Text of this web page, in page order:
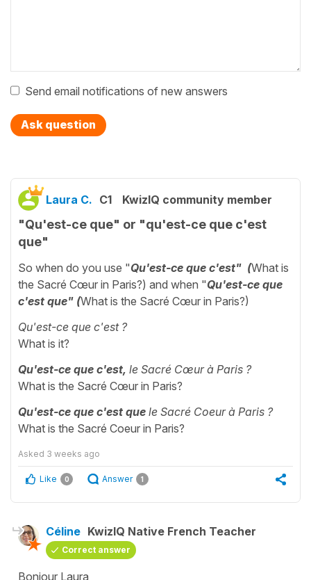
Send email notifications of new answers
Ask question
Laura C. C1 KwizIQ community member
"Qu'est-ce que" or "qu'est-ce que c'est
que"
So when do you use "Qu'est-ce que c'est" (What is
the Sacré Cœur in Paris?) and when "Qu'est-ce que
c'est que" (What is the Sacré Cœur in Paris?)
Qu'est-ce que c'est ?
What is it?
Qu'est-ce que c'est, le Sacré Cœur à Paris ?
What is the Sacré Cœur in Paris?
Qu'est-ce que c'est que le Sacré Coeur à Paris ?
What is the Sacré Coeur in Paris?
Asked 3 weeks ago
Like 0 Answer 1
Céline KwizIQ Native French Teacher
Correct answer
Bonjour Laura,